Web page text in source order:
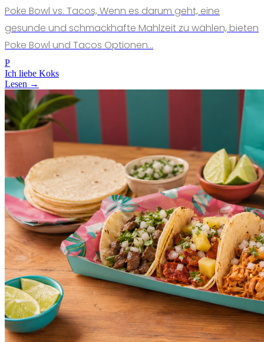
Poke Bowl vs. Tacos, Wenn es darum geht, eine
gesunde und schmackhafte Mahlzeit zu wählen, bieten
Poke Bowl und Tacos Optionen...
P
Ich liebe Koks
Lesen →